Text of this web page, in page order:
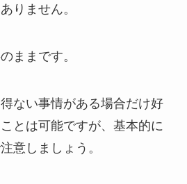
りません。
ままです。
ない事情がある場合だけ好
とは可能ですが、基本的に
意しましょう。